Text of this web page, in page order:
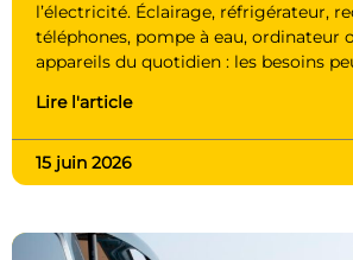
l’électricité. Éclairage, réfrigérateur,
téléphones, pompe à eau, ordinateur
appareils du quotidien : les besoins
Lire l'article
15 juin 2026